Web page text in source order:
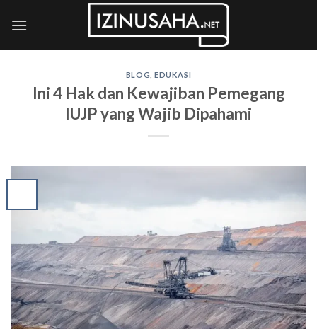
BLOG ,EDUKASI
Ini 4 Hak dan Kewajiban Pemegang
IUJP yang Wajib Dipahami